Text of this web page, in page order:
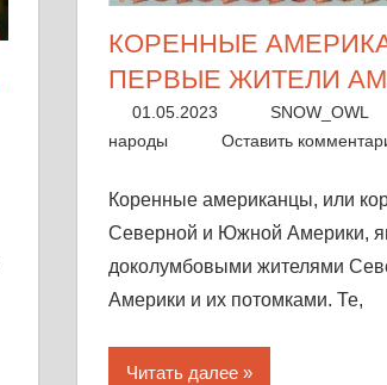
КОРЕННЫЕ
ПЕРВЫЕ ЖИТЕЛИ
01.05.2023 SNOW_OWL
народы
Оставить
Коренные американцы, или
Северной и Южной Америки,
доколумбовыми жителями
Америки и их потомками. Те,
Читать далее